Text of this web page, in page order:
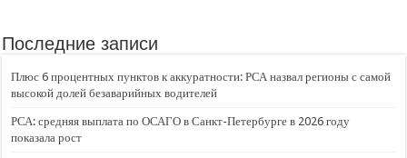
Последние записи
Плюс 6 процентных пунктов к аккуратности: РСА назвал регионы с самой
высокой долей безаварийных водителей
РСА: средняя выплата по ОСАГО в Санкт-Петербурге в 2026 году
показала рост